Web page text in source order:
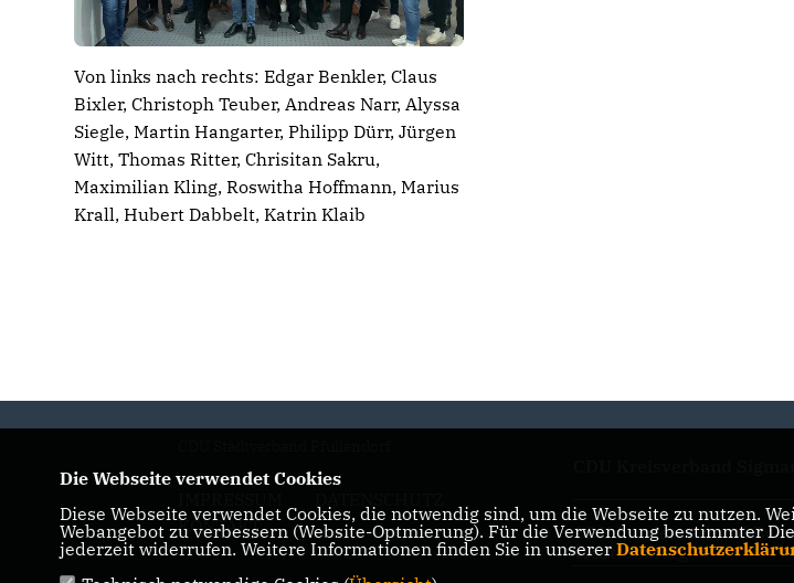
Von links nach rechts: Edgar Benkler, Claus
Bixler, Christoph Teuber, Andreas Narr, Alyssa
Siegle, Martin Hangarter, Philipp Dürr, Jürgen
Witt, Thomas Ritter, Chrisitan Sakru,
Maximilian Kling, Roswitha Hoffmann, Marius
Krall, Hubert Dabbelt, Katrin Klaib
KONTAKT
CDU Landesverband
Württemberg
Die Webseite verwendet Cookies
Diese Webseite verwendet Cookies, die notwendig sind, um die Webseite zu nutzen.
Webangebot zu verbessern (Website-Optmierung). Für die Verwendung bestimmter
jederzeit widerrufen. Weitere Informationen finden Sie in unserer